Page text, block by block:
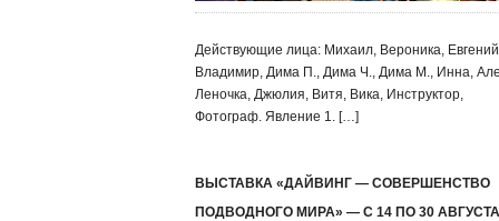
Действующие лица: Михаил, Вероника,
Владимир, Дима П., Дима Ч., Дима М., Инна,
Леночка, Джюлия, Витя, Вика, Инструктор,
Фотограф. Явление 1. […]
ВЫСТАВКА «ДАЙВИНГ — СОВЕРШЕНСТВО
ПОДВОДНОГО МИРА» — С 14 ПО 30 АВГУСТА